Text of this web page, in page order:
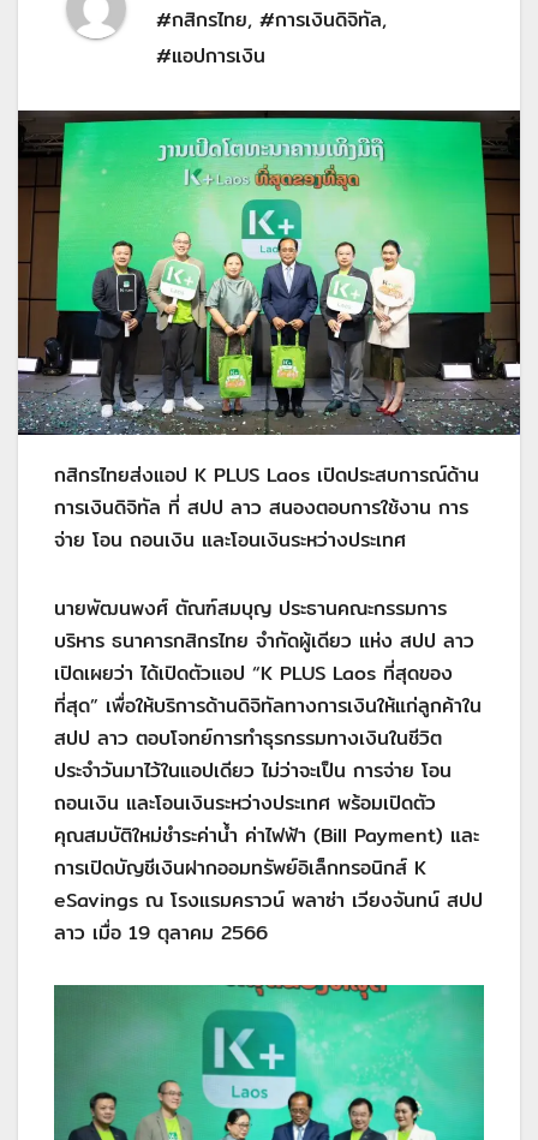
#กสิกรไทย, #การเงินดิจิทัล,
#แอปการเงิน
กสิกรไทยส่งแอป K PLUS Laos เปิดประสบการณ์ด้าน
การเงินดิจิทัล ที่ สปป ลาว สนองตอบการใช้งาน การ
จ่าย โอน ถอนเงิน และโอนเงินระหว่างประเทศ
นายพัฒนพงศ์ ตัณฑ์สมบุญ ประธานคณะกรรมการ
บริหาร ธนาคารกสิกรไทย จำกัดผู้เดียว แห่ง สปป ลาว
เปิดเผยว่า ได้เปิดตัวแอป “K PLUS Laos ที่สุดของ
ที่สุด” เพื่อให้บริการด้านดิจิทัลทางการเงินให้แก่ลูกค้าใน
สปป ลาว ตอบโจทย์การทำธุรกรรมทางเงินในชีวิต
ประจำวันมาไว้ในแอปเดียว ไม่ว่าจะเป็น การจ่าย โอน
ถอนเงิน และโอนเงินระหว่างประเทศ พร้อมเปิดตัว
คุณสมบัติใหม่ชำระค่าน้ำ ค่าไฟฟ้า (Bill Payment) และ
การเปิดบัญชีเงินฝากออมทรัพย์อิเล็กทรอนิกส์ K
eSavings ณ โรงแรมคราวน์ พลาซ่า เวียงจันทน์ สปป
ลาว เมื่อ 19 ตุลาคม 2566